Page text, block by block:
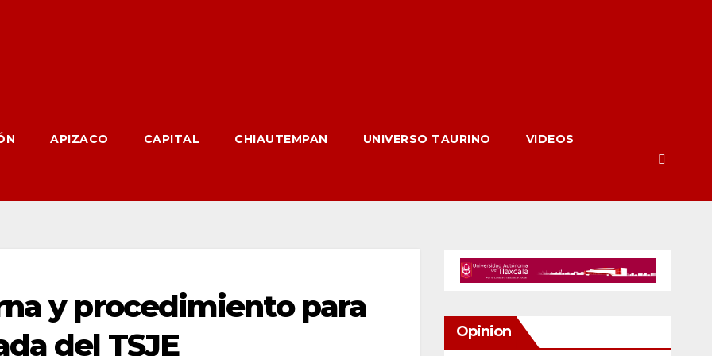
APIZACO CAPITAL CHIAUTEMPAN UNIVERSO TAURINO VIDEOS
y procedimiento para
del TSJE
Opinion